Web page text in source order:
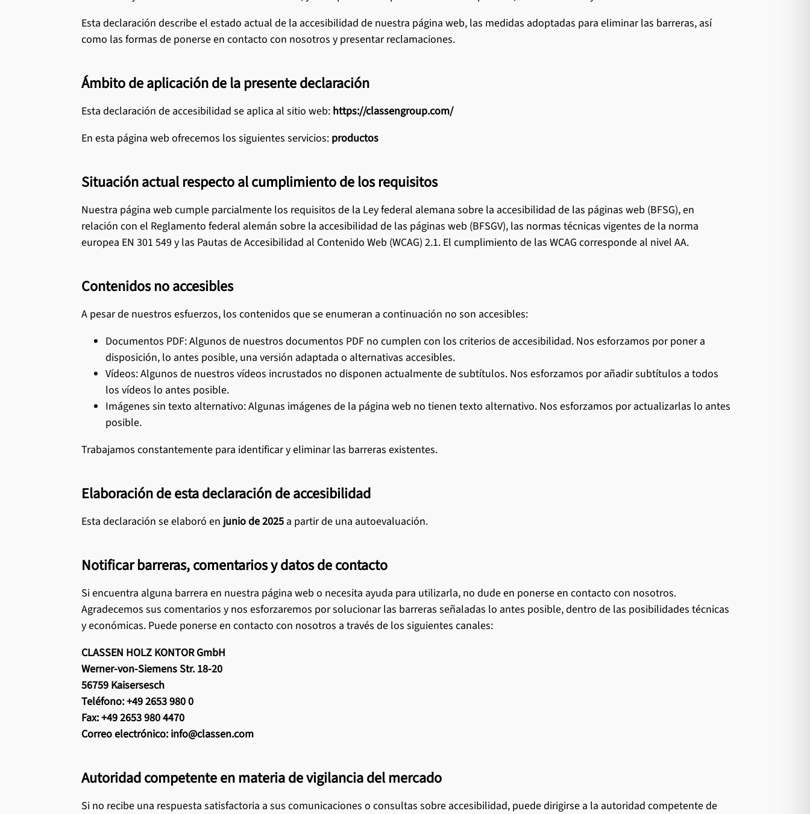
Ver todos los suelos laminados
Limpieza y mantenimiento
Esta declaración describe el estado actual de la accesibilidad de nuestra página web, las medidas adoptadas para eliminar las barreras, así
como las formas de ponerse en contacto con nosotros y presentar reclamaciones.
Ámbito de aplicación de la presente declaración
Esta declaración de accesibilidad se aplica al sitio web: https://classengroup.com/
En esta página web ofrecemos los siguientes servicios: productos
Situación actual respecto al cumplimiento de los requisitos
Nuestra página web cumple parcialmente los requisitos de la Ley federal alemana sobre la accesibilidad de las páginas web (BFSG), en
relación con el Reglamento federal alemán sobre la accesibilidad de las páginas web (BFSGV), las normas técnicas vigentes de la norma
europea EN 301 549 y las Pautas de Accesibilidad al Contenido Web (WCAG) 2.1. El cumplimiento de las WCAG corresponde al nivel AA.
Contenidos no accesibles
A pesar de nuestros esfuerzos, los contenidos que se enumeran a continuación no son accesibles:
Documentos PDF: Algunos de nuestros documentos PDF no cumplen con los criterios de accesibilidad. Nos esforzamos por poner a
disposición, lo antes posible, una versión adaptada o alternativas accesibles.
Vídeos: Algunos de nuestros vídeos incrustados no disponen actualmente de subtítulos. Nos esforzamos por añadir subtítulos a todos
los vídeos lo antes posible.
Imágenes sin texto alternativo: Algunas imágenes de la página web no tienen texto alternativo. Nos esforzamos por actualizarlas lo antes
posible.
Trabajamos constantemente para identificar y eliminar las barreras existentes.
Elaboración de esta declaración de accesibilidad
Esta declaración se elaboró enjunio de 2025a partir de una autoevaluación.
Notificar barreras, comentarios y datos de contacto
Si encuentra alguna barrera en nuestra página web o necesita ayuda para utilizarla, no dude en ponerse en contacto con nosotros.
Agradecemos sus comentarios y nos esforzaremos por solucionar las barreras señaladas lo antes posible, dentro de las posibilidades técnicas
y económicas. Puede ponerse en contacto con nosotros a través de los siguientes canales:
CLASSEN HOLZ KONTOR GmbH
Werner-von-Siemens Str. 18-20
56759 Kaisersesch
Teléfono: +49 2653 980 0
Fax: +49 2653 980 4470
Correo electrónico: info@classen.com
Autoridad competente en materia de vigilancia del mercado
Si no recibe una respuesta satisfactoria a sus comunicaciones o consultas sobre accesibilidad, puede dirigirse a la autoridad competente de